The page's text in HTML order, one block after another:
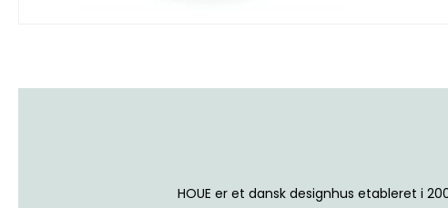
HOUE er et dansk designhus etableret i